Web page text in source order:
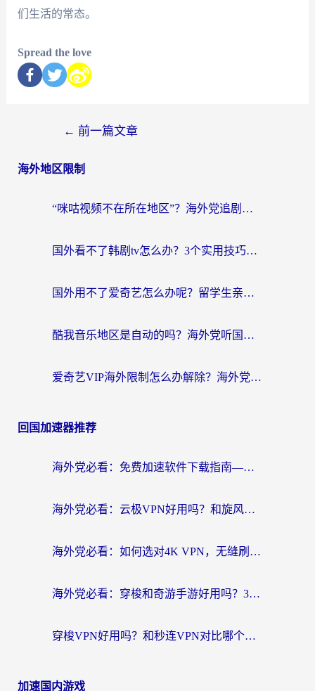
们生活的常态。
Spread the love
← 前一篇文章
海外地区限制
“咪咕视频不在所在地区”？海外党追剧看片、炒股的救星来了！
国外看不了韩剧tv怎么办？3个实用技巧解决海外追剧难题（附书旗小说&社保查询攻略）
国外用不了爱奇艺怎么办呢？留学生亲测有效的回国加速方案
酷我音乐地区是自动的吗？海外党听国内音乐看视频的真实解决方案
爱奇艺VIP海外限制怎么办解除？海外党追剧看片的终极解决方案
回国加速器推荐
海外党必看：免费加速软件下载指南——无缝访问国内资源的正确打开方式
海外党必看：云极VPN好用吗？和旋风VPN对比哪个回国效果更好？附真实体验+选择攻略
海外党必看：如何选对4K VPN，无缝刷国内剧听网易云？
海外党必看：穿梭和奇游手游好用吗？3步选对回国加速器，流畅看CCTV5海外直播
穿梭VPN好用吗？和秒连VPN对比哪个回国效果更好？海外党亲测实用指南
加速国内游戏